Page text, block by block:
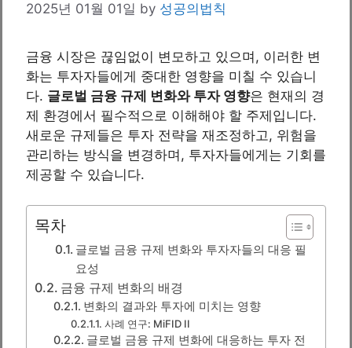
2025년 01월 01일 by 성공의법칙
금융 시장은 끊임없이 변모하고 있으며, 이러한 변
화는 투자자들에게 중대한 영향을 미칠 수 있습니
다. 글로벌 금융 규제 변화와 투자 영향은 현재의 경
제 환경에서 필수적으로 이해해야 할 주제입니다.
새로운 규제들은 투자 전략을 재조정하고, 위험을
관리하는 방식을 변경하며, 투자자들에게는 기회를
제공할 수 있습니다.
목차
글로벌 금융 규제 변화와 투자자들의 대응 필
요성
금융 규제 변화의 배경
변화의 결과와 투자에 미치는 영향
사례 연구: MiFID II
글로벌 금융 규제 변화에 대응하는 투자 전